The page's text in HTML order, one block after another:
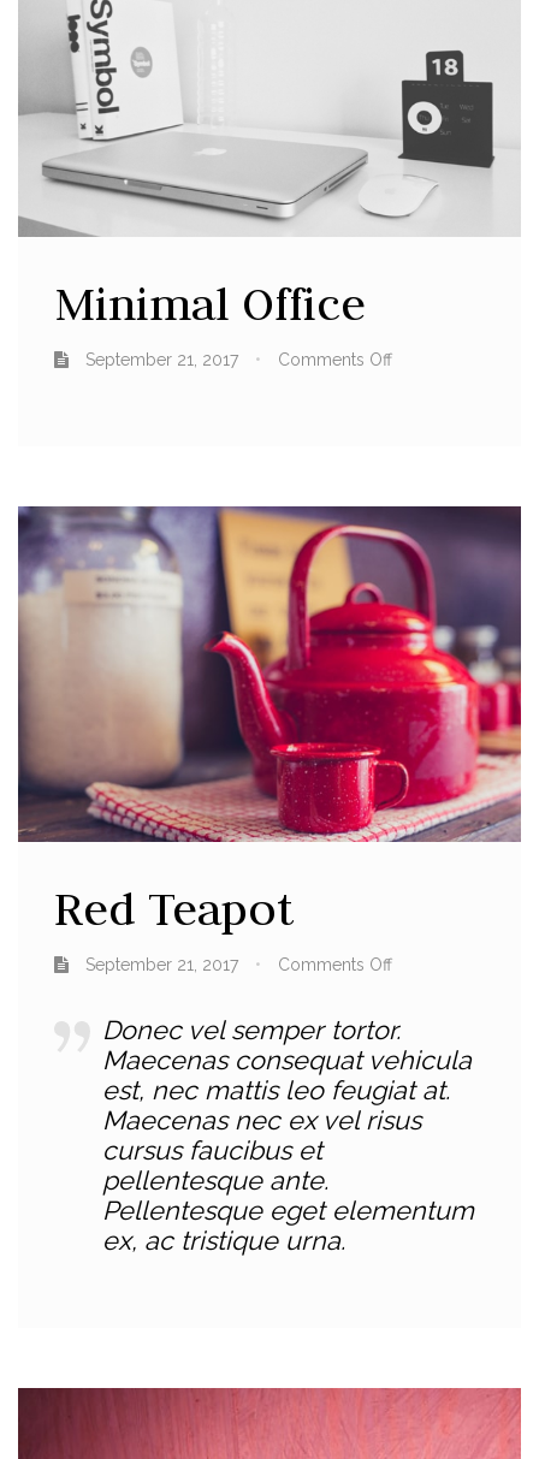
Minimal Office
September 21, 2017 Comments Off
Red Teapot
September 21, 2017 Comments Off
Donec vel semper tortor.
Maecenas consequat vehicula
est, nec mattis leo feugiat at.
Maecenas nec ex vel risus
cursus faucibus et
pellentesque ante.
Pellentesque eget elementum
ex, ac tristique urna.